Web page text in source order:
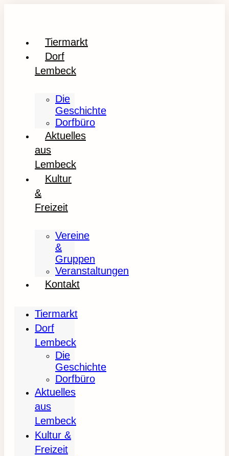
Tiermarkt
Dorf
Lembeck
Die
Geschichte
Dorfbüro
Aktuelles
aus
Lembeck
Kultur
&
Freizeit
Vereine
&
Gruppen
Veranstaltungen
Kontakt
Tiermarkt
Dorf
Lembeck
Die
Geschichte
Dorfbüro
Aktuelles
aus
Lembeck
Kultur &
Freizeit